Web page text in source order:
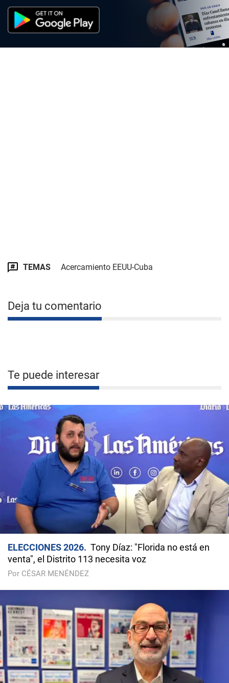
TEMAS Acercamiento EEUU-Cuba
Deja tu comentario
Te puede interesar
ELECCIONES 2026
Tony Díaz: "Florida no está en
venta", el Distrito 113 necesita voz
Por CÉSAR MENÉNDEZ